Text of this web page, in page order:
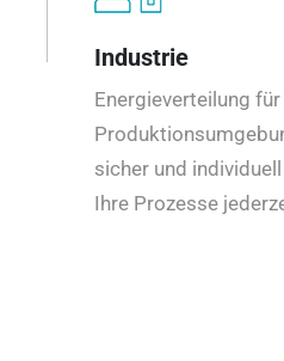
Industrie
Energieverteilung
sicher und
Ihre Prozesse